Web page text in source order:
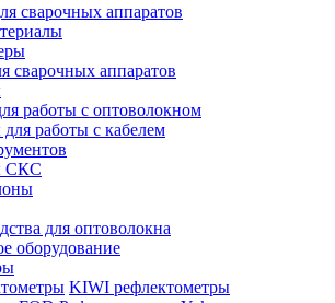
сварочных аппаратов
сварочных аппаратов
работы с оптоволокном
работы с кабелем
СКС
для оптоволокна
оборудование
KIWI рефлектометры